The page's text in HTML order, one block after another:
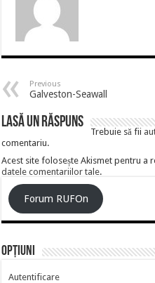
Previous
Galveston-Seawall
Lasă un răspuns
Trebuie să fii
comentariu.
Acest site folosește Akismet pentru a
datele comentariilor tale.
Forum RUFOn
Opțiuni
Autentificare